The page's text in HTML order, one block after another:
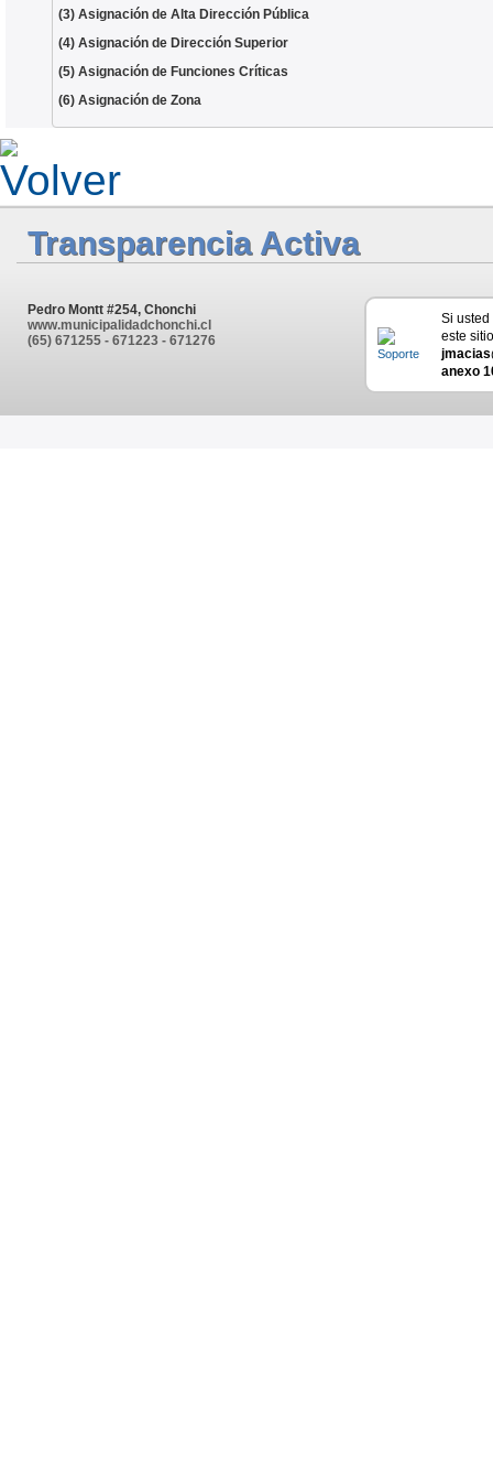
(3) Asignación de Alta Dirección Pública
(4) Asignación de Dirección Superior
(5) Asignación de Funciones Críticas
(6) Asignación de Zona
Transparencia Activa
Pedro Montt #254, Chonchi
www.municipalidadchonchi.cl
(65) 671255 - 671223 - 671276
Si
este
anexo